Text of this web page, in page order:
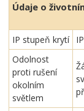
Údaje o
IP stupeň krytí
Odolnost
proti rušení
okolním
světlem